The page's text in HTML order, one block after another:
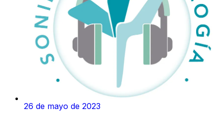
26 de mayo de 2023